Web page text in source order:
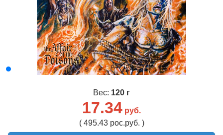
Вес: 120 г
17.34 руб.
( 495.43 рос.руб. )